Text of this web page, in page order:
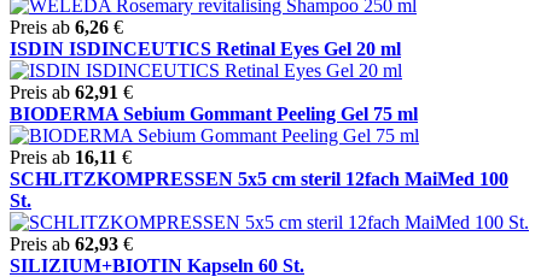
Preis ab 6,26 €
ISDIN ISDINCEUTICS Retinal Eyes Gel 20 ml
Preis ab 62,91 €
BIODERMA Sebium Gommant Peeling Gel 75 ml
Preis ab 16,11 €
SCHLITZKOMPRESSEN 5x5 cm steril 12fach MaiMed 100
St.
Preis ab 62,93 €
SILIZIUM+BIOTIN Kapseln 60 St.